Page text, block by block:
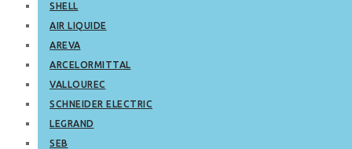
SHELL
AIR LIQUIDE
AREVA
ARCELORMITTAL
VALLOUREC
SCHNEIDER ELECTRIC
LEGRAND
SEB